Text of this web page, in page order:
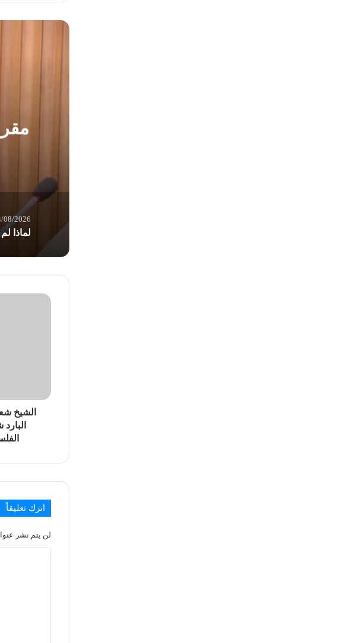
08/2026
الشيخ
اترك تعليقاً
لن يتم نشر